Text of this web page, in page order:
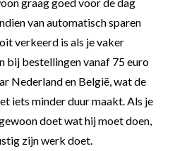
van automatisch sparen
verkeerd is als je vaker
bij bestellingen vanaf 75 euro
Nederland en België, wat de
iets minder duur maakt. Als je
doet wat hij moet doen,
zijn werk doet.